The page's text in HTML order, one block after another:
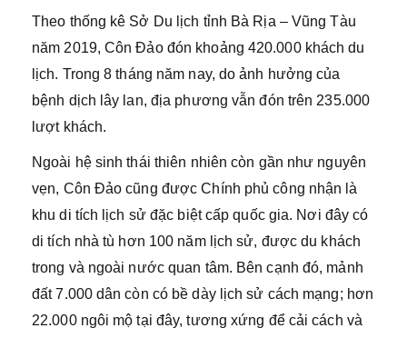
Theo thống kê Sở Du lịch tỉnh Bà Rịa – Vũng Tàu
năm 2019, Côn Đảo đón khoảng 420.000 khách du
lịch. Trong 8 tháng năm nay, do ảnh hưởng của
bệnh dịch lây lan, địa phương vẫn đón trên 235.000
lượt khách.
Ngoài hệ sinh thái thiên nhiên còn gần như nguyên
vẹn, Côn Đảo cũng được Chính phủ công nhận là
khu di tích lịch sử đặc biệt cấp quốc gia. Nơi đây có
di tích nhà tù hơn 100 năm lịch sử, được du khách
trong và ngoài nước quan tâm. Bên cạnh đó, mảnh
đất 7.000 dân còn có bề dày lịch sử cách mạng; hơn
22.000 ngôi mộ tại đây, tương xứng để cải cách và